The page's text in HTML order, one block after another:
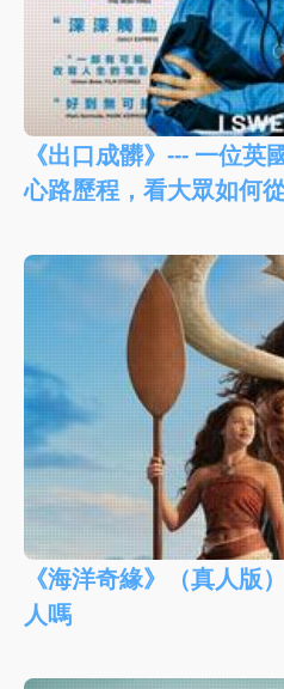
《出口成髒》--- 一位
心路歷程，看大眾如何
《海洋奇緣》（真人版
人嗎